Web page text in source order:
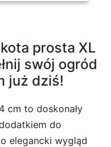
prosta XL
swój ogród
już dziś!
cm to doskonały
do
elegancki wygląd